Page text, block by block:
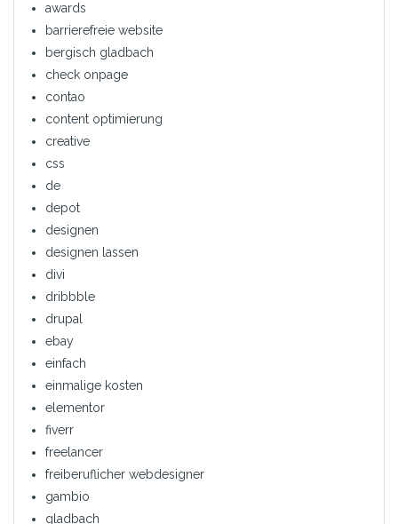
awards
barrierefreie website
bergisch gladbach
check onpage
contao
content optimierung
creative
css
de
depot
designen
designen lassen
divi
dribbble
drupal
ebay
einfach
einmalige kosten
elementor
fiverr
freelancer
freiberuflicher webdesigner
gambio
gladbach